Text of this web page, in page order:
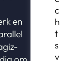
en
c
h
t
s
v